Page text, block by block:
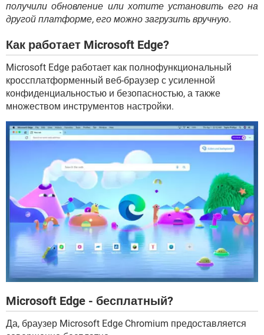
получили обновление или хотите установить его на
другой платформе, его можно загрузить вручную.
Как работает Microsoft Edge?
Microsoft Edge работает как полнофункциональный
кроссплатформенный веб-браузер с усиленной
конфиденциальностью и безопасностью, а также
множеством инструментов настройки.
Microsoft Edge - бесплатный?
Да, браузер Microsoft Edge Chromium предоставляется